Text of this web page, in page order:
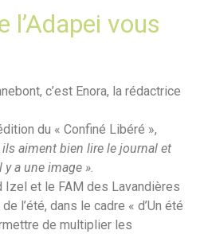
l’Adapei vous
c’est Enora, la rédactrice
du « Confiné Libéré »,
ils aiment bien lire le journal et
y a une image ».
Izel et le FAM des Lavandières
l’été, dans le cadre « d’Un été
de multiplier les